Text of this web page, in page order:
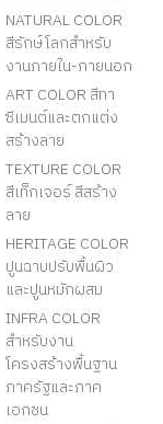
NATURAL COLOR
สีรักษ์โลกสำหรับ
งานภายใน-ภายนอก
ART COLOR สีทา
ซีเมนต์และตกแต่ง
สร้างลาย
TEXTURE COLOR
สีเท็กเจอร์ สีสร้าง
ลาย
HERITAGE COLOR
ปูนฉาบปรับพื้นผิว
และปูนหมักผสม
INFRA COLOR
สำหรับงาน
โครงสร้างพื้นฐาน
ภาครัฐและภาค
เอกชน